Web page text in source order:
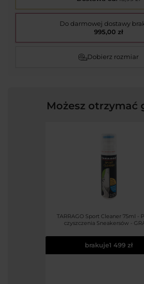
Do darmowej dostawy
995,00 zł
Dobierz rozmiar
Możesz otrzymać
TARRAGO Sport Cleaner 75ml -
czyszczenia Sneakersów -
brakuje1 499 zł